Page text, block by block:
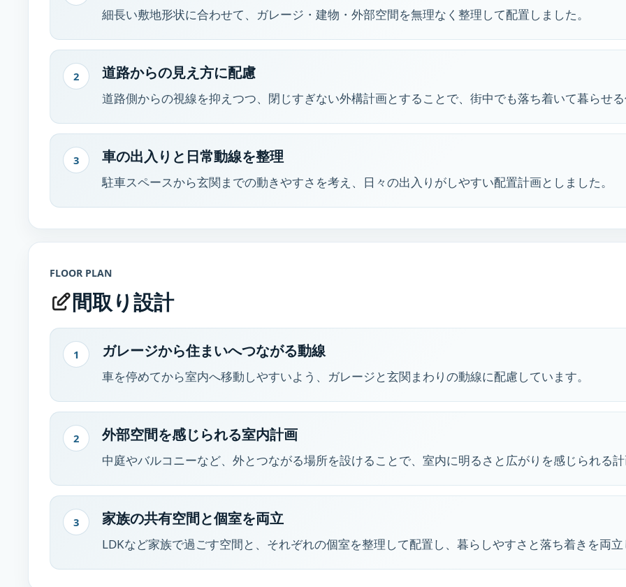
細長い敷地形状に合わせて、ガレージ・建物・外部空間を無理なく整理して配置しました。
2 道路からの見え方に配慮
道路側からの視線を抑えつつ、閉じすぎない外構計画とすることで、街中でも落ち着いて暮らせ
3 車の出入りと日常動線を整理
駐車スペースから玄関までの動きやすさを考え、日々の出入りがしやすい配置計画としました。
FLOOR PLAN
間取り設計
1 ガレージから住まいへつながる動線
車を停めてから室内へ移動しやすいよう、ガレージと玄関まわりの動線に配慮しています。
2 外部空間を感じられる室内計画
中庭やバルコニーなど、外とつながる場所を設けることで、室内に明るさと広がりを感じられる
3 家族の共有空間と個室を両立
LDKなど家族で過ごす空間と、それぞれの個室を整理して配置し、暮らしやすさと落ち着きを両